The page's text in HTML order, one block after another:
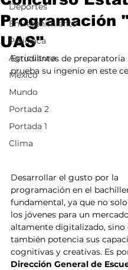
Deportes
Entretenimiento
Policiaca
Agricultura
México
Mundo
Portada 2
Portada 1
Clima
Programación
UAS"
Estudiantes de preparatoria
prueba su ingenio en este
Desarrollar el gusto por la
programación en el
fundamental, ya que no
los jóvenes para un
altamente digitalizado, sino
también potencia sus
cognitivas y creativas. Es
Dirección General de